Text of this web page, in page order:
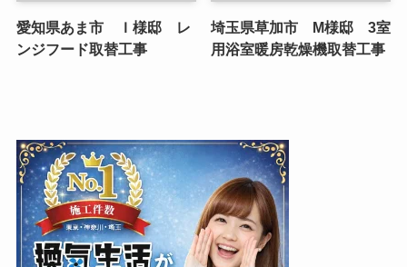
愛知県あま市 Ｉ様邸 レ
ンジフード取替工事
埼玉県草加市 M様邸 3室
用浴室暖房乾燥機取替工事